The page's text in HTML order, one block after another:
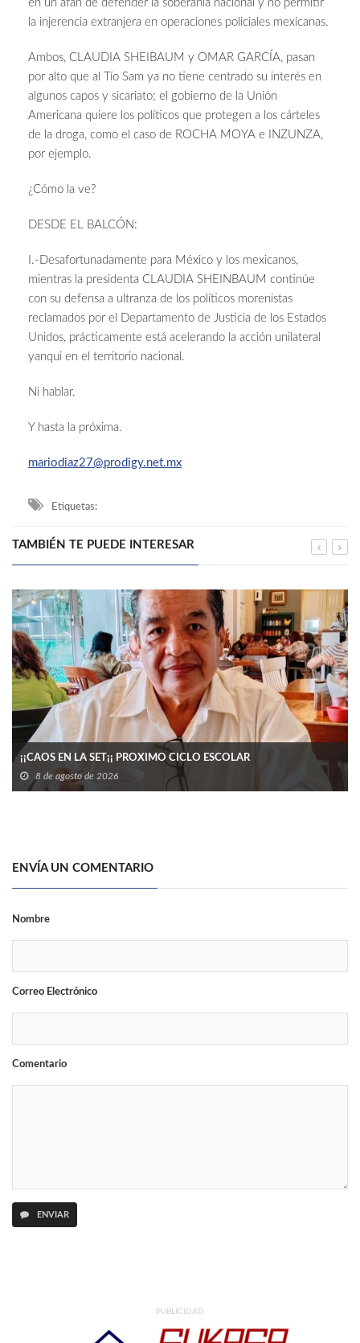
en un afán de defender la soberanía nacional y no permitir
la injerencia extranjera en operaciones policiales mexicanas.
Ambos, CLAUDIA SHEIBAUM y OMAR GARCÍA, pasan
por alto que al Tío Sam ya no tiene centrado su interés en
algunos capos y sicariato; el gobierno de la Unión
Americana quiere los políticos que protegen a los cárteles
de la droga, como el caso de ROCHA MOYA e INZUNZA,
por ejemplo.
¿Cómo la ve?
DESDE EL BALCÓN:
I.-Desafortunadamente para México y los mexicanos,
mientras la presidenta CLAUDIA SHEINBAUM continúe
con su defensa a ultranza de los políticos morenistas
reclamados por el Departamento de Justicia de los Estados
Unidos, prácticamente está acelerando la acción unilateral
yanqui en el territorio nacional.
Ni hablar.
Y hasta la próxima.
mariodiaz27@prodigy.net.mx
Etiquetas:
TAMBIÉN TE PUEDE INTERESAR
¡¡CAOS EN LA SET¡¡ PROXIMO CICLO ESCOLAR
8 de agosto de 2026
ENVÍA UN COMENTARIO
Nombre
Correo Electrónico
Comentario
ENVIAR
PUBLICIDAD